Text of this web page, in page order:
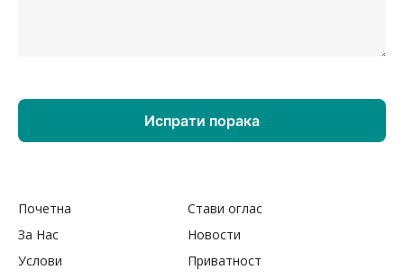
Почетна
Стави оглас
За Нас
Новости
Услови
Приватност